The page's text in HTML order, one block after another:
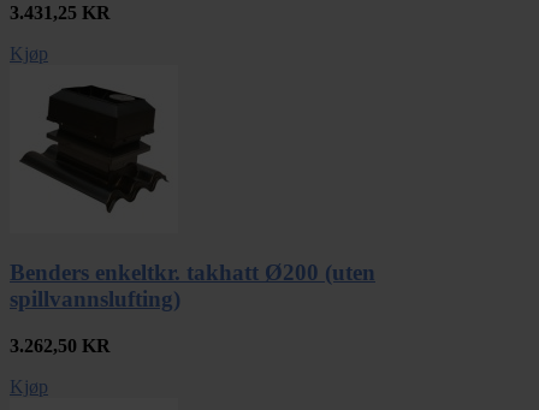
3.431,25 KR
Kjøp
Benders enkeltkr. takhatt Ø200 (uten
spillvannslufting)
3.262,50 KR
Kjøp